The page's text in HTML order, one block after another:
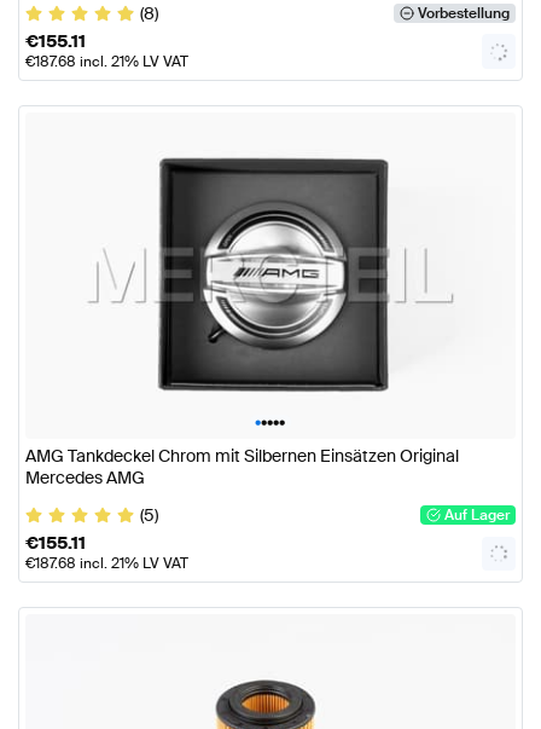
(8)
Vorbestellung
€155.11
€187.68 incl. 21% LV VAT
•••••
AMG Tankdeckel Chrom mit Silbernen Einsätzen Original
Mercedes AMG
(5)
Auf Lager
€155.11
€187.68 incl. 21% LV VAT